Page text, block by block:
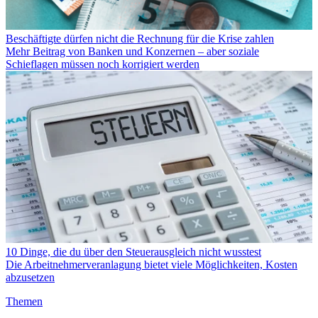
Beschäftigte dürfen nicht die Rechnung für die Krise zahlen
Mehr Beitrag von Banken und Konzernen – aber soziale
Schieflagen müssen noch korrigiert werden
10 Dinge, die du über den Steuerausgleich nicht wusstest
Die Arbeitnehmerveranlagung bietet viele Möglichkeiten, Kosten
abzusetzen
Themen